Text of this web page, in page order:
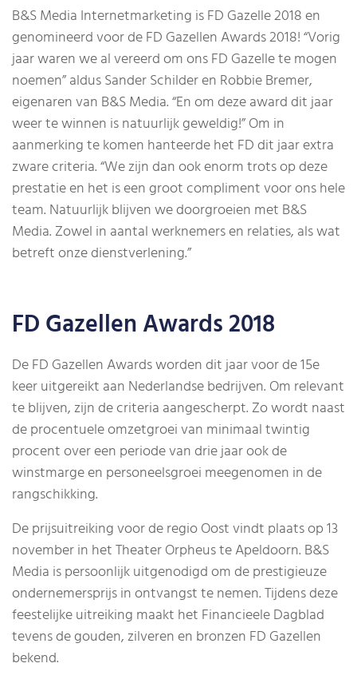
B&S Media Internetmarketing is FD Gazelle 2018 en
genomineerd voor de FD Gazellen Awards 2018! “Vorig
jaar waren we al vereerd om ons FD Gazelle te mogen
noemen” aldus Sander Schilder en Robbie Bremer,
eigenaren van B&S Media. “En om deze award dit jaar
weer te winnen is natuurlijk geweldig!” Om in
aanmerking te komen hanteerde het FD dit jaar extra
zware criteria. “We zijn dan ook enorm trots op deze
prestatie en het is een groot compliment voor ons hele
team. Natuurlijk blijven we doorgroeien met B&S
Media. Zowel in aantal werknemers en relaties, als wat
betreft onze dienstverlening.”
FD Gazellen Awards 2018
De FD Gazellen Awards worden dit jaar voor de 15e
keer uitgereikt aan Nederlandse bedrijven. Om relevant
te blijven, zijn de criteria aangescherpt. Zo wordt naast
de procentuele omzetgroei van minimaal twintig
procent over een periode van drie jaar ook de
winstmarge en personeelsgroei meegenomen in de
rangschikking.
De prijsuitreiking voor de regio Oost vindt plaats op 13
november in het Theater Orpheus te Apeldoorn. B&S
Media is persoonlijk uitgenodigd om de prestigieuze
ondernemersprijs in ontvangst te nemen. Tijdens deze
feestelijke uitreiking maakt het Financieele Dagblad
tevens de gouden, zilveren en bronzen FD Gazellen
bekend.